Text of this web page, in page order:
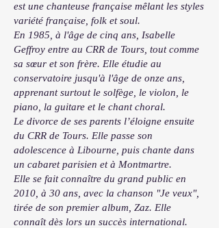
est une chanteuse française mêlant les styles
variété française, folk et soul.
En 1985, à l'âge de cinq ans, Isabelle
Geffroy entre au CRR de Tours, tout comme
sa sœur et son frère. Elle étudie au
conservatoire jusqu'à l'âge de onze ans,
apprenant surtout le solfège, le violon, le
piano, la guitare et le chant choral.
Le divorce de ses parents l’éloigne ensuite
du CRR de Tours. Elle passe son
adolescence à Libourne, puis chante dans
un cabaret parisien et à Montmartre.
Elle se fait connaître du grand public en
2010, à 30 ans, avec la chanson "Je veux",
tirée de son premier album, Zaz. Elle
connaît dès lors un succès international.